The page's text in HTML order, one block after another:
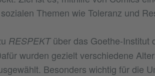
Themen wie Toleranz und
RESPEKTüber das Goethe-Institut
wurden gezielt verschiedene
Besonders wichtig für die